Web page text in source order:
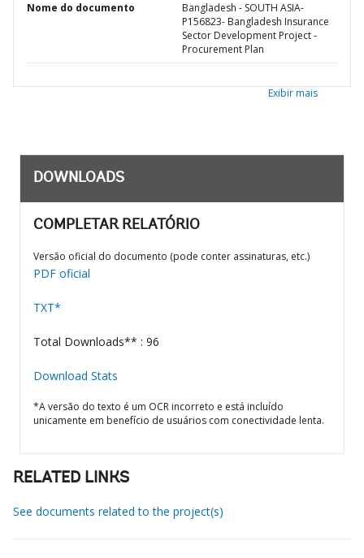
Nome do documento
Bangladesh - SOUTH ASIA-
P156823- Bangladesh Insurance
Sector Development Project -
Procurement Plan
Exibir mais
DOWNLOADS
COMPLETAR RELATÓRIO
Versão oficial do documento (pode conter assinaturas, etc.)
PDF oficial
TXT*
Total Downloads** : 96
Download Stats
*A versão do texto é um OCR incorreto e está incluído
unicamente em benefício de usuários com conectividade lenta.
RELATED LINKS
See documents related to the project(s)